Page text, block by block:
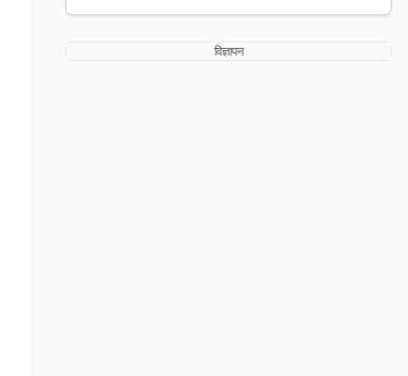
विज्ञापन